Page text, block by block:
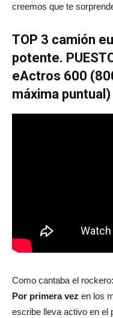
creemos que te
TOP 3 camión
potente.
eActros 600
máxima puntual)
Como cantaba el
Por primera vez en los
escribe lleva activo en el